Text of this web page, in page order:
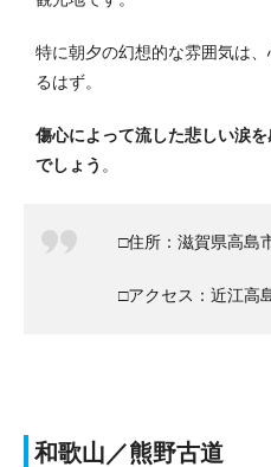
特に朝夕の幻想的な雰囲気は
るはず。
傷心によって流した悲しい涙
でしょう 。
□住所：滋賀県高島
□アクセス：近江高
和歌山／熊野古道